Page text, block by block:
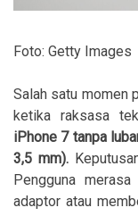
Foto: Getty Images
Salah satu momen
ketika raksasa
iPhone 7 tanpa
3,5 mm).
Pengguna
adaptor atau